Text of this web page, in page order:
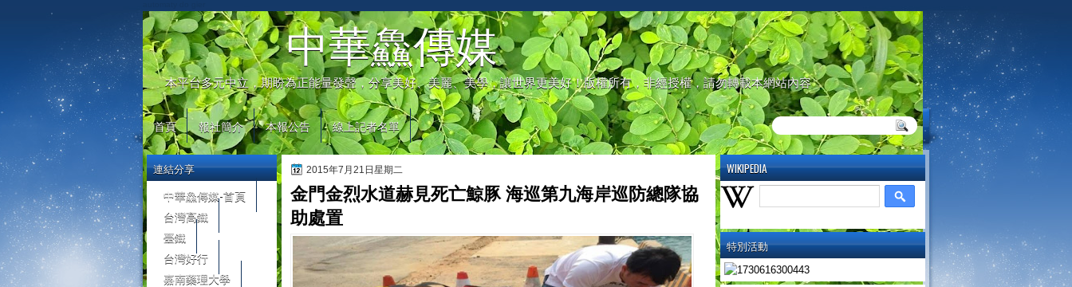
中華鱻傳媒
本平台多元中立，期盼為正能量發聲，分享美好、美麗、美學，讓世界更美好！版權所有，非經授權，請勿轉載本網站內容
首頁 報社簡介 本報公告 線上記者名單
WIKIPEDIA
特別活動
2015年7月21日星期二
金門金烈水道赫見死亡鯨豚 海巡第九海岸巡防總隊協
助處置
連結分享
中華鱻傳媒-首頁
台灣高鐵
臺鐵
台灣好行
嘉南藥理大學